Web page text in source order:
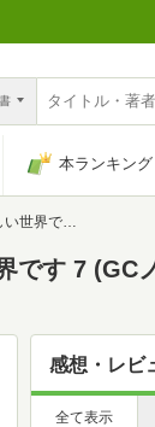
本ランキング
(GCノベルズ)
です 7 (GC
感想・レビ
全て表示